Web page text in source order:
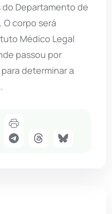
Departamento de
O corpo será
Médico Legal
passou por
determinar a